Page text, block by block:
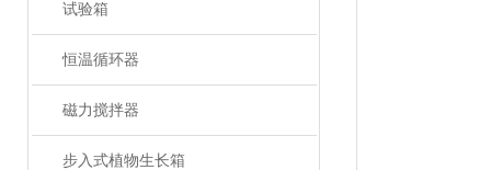
试验箱
恒温循环器
磁力搅拌器
步入式植物生长箱